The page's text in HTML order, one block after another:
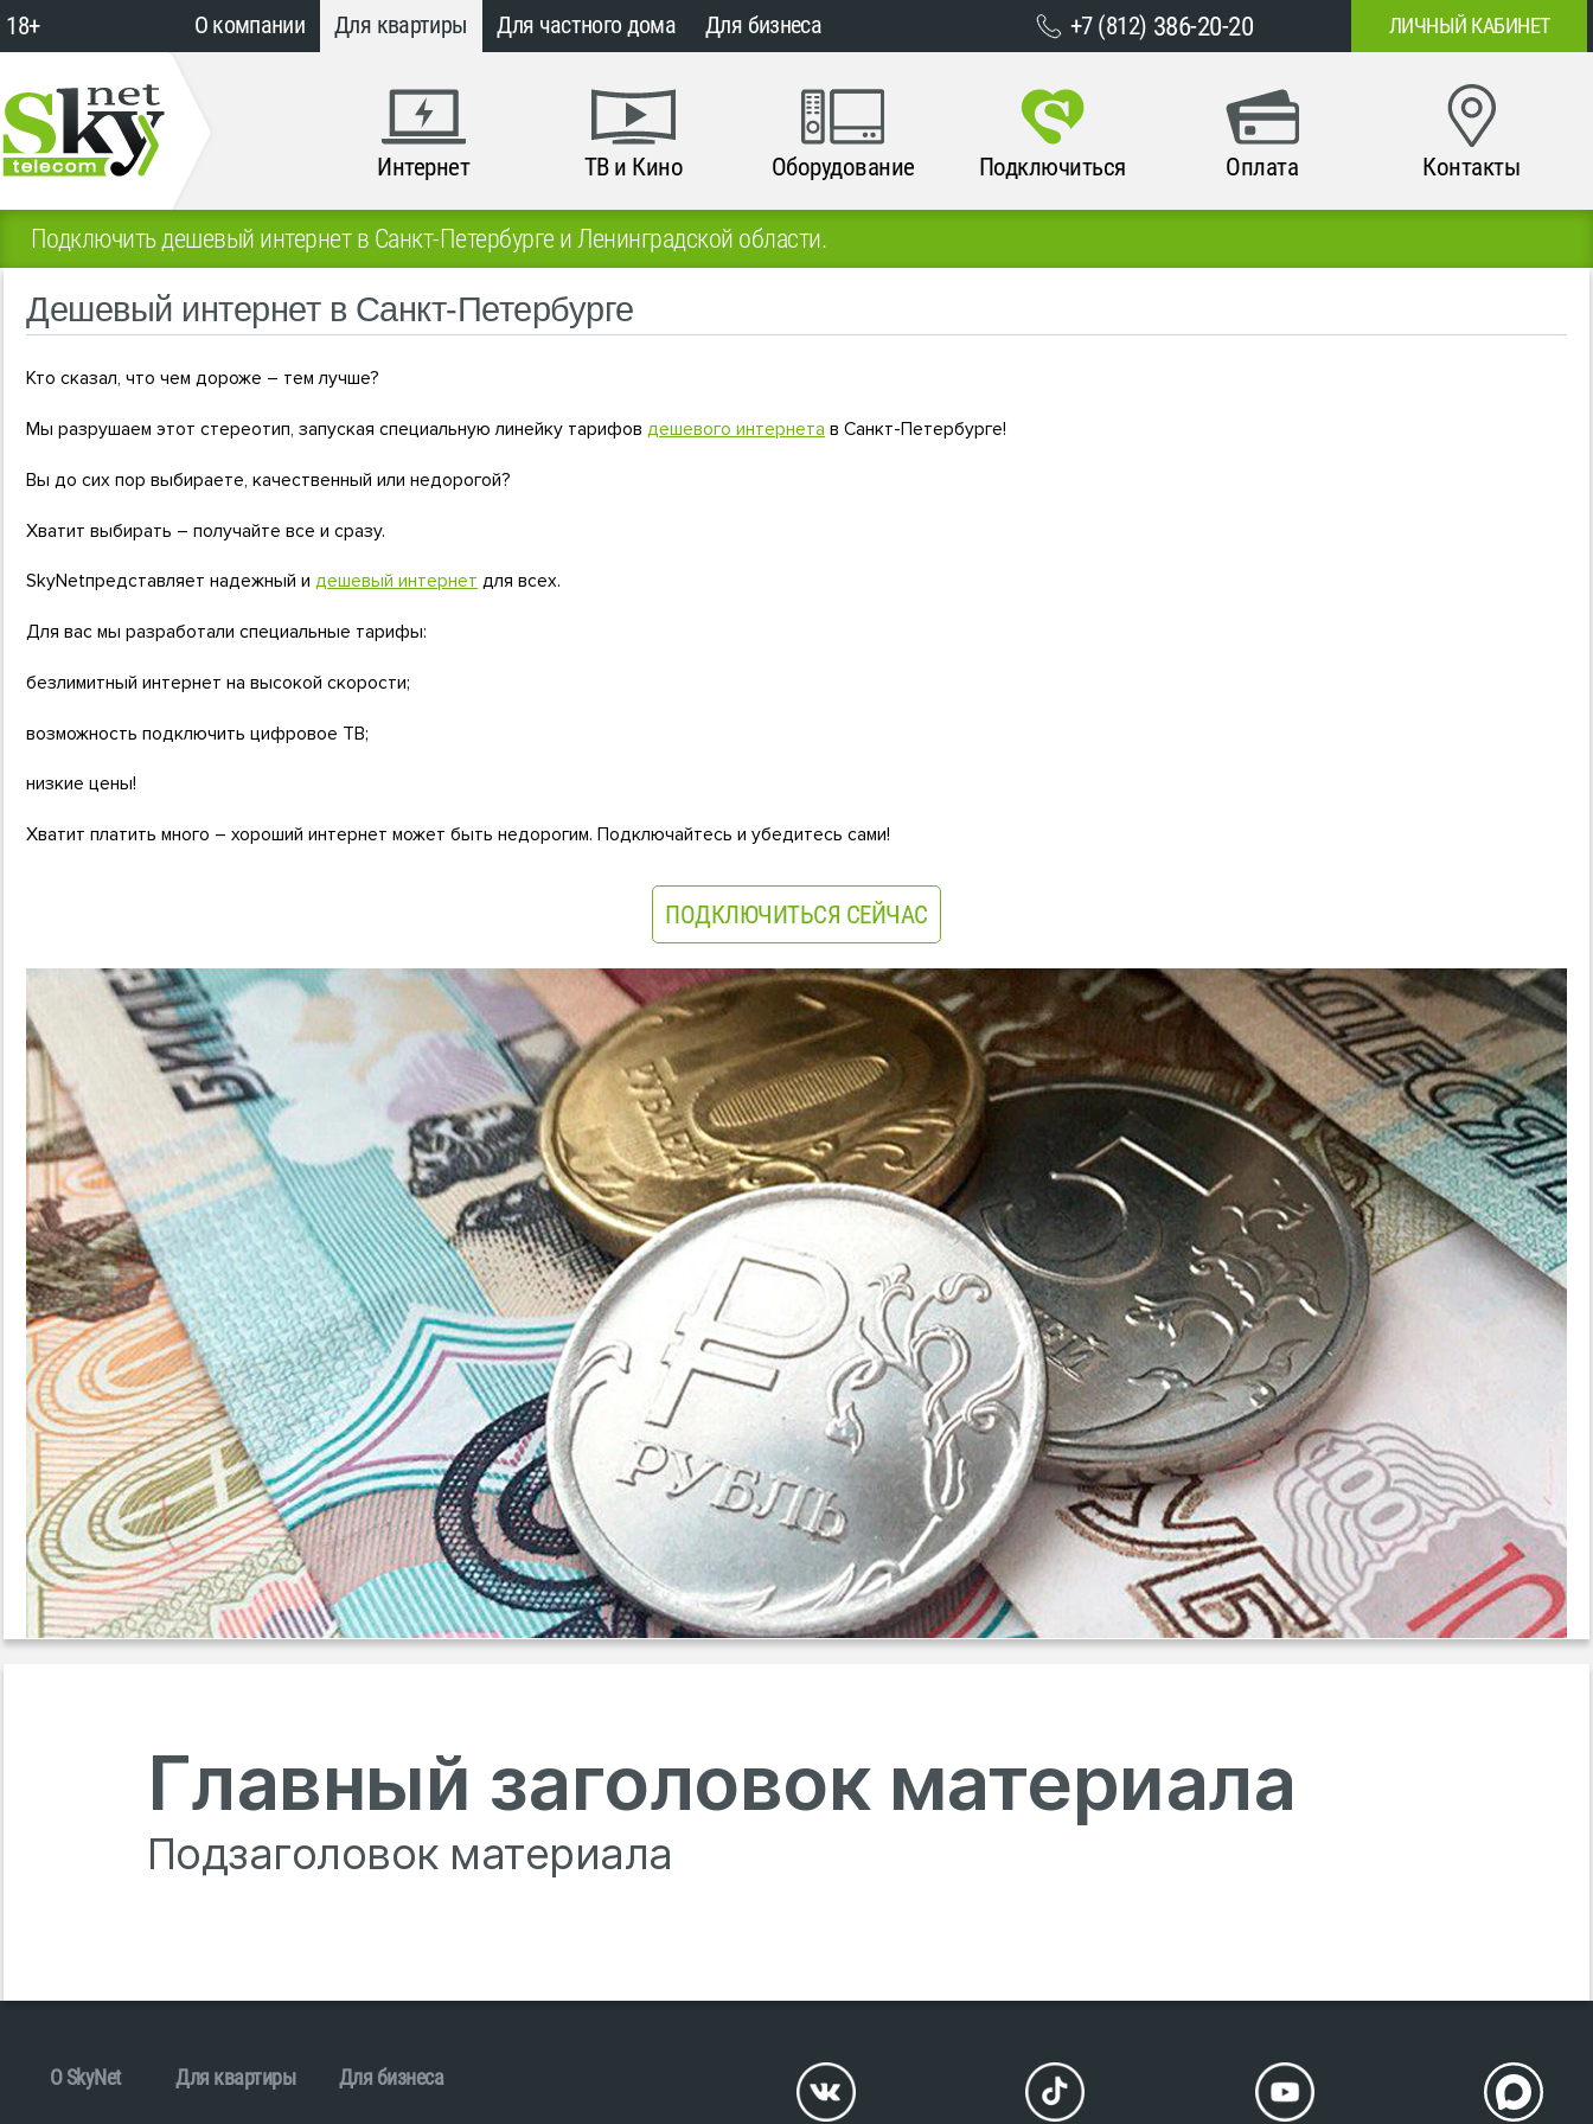
18+ О компании Для квартиры Для частного дома Для бизнеса +7 (812) 386-20-20 ЛИЧНЫЙ КАБИНЕТ
Интернет ТВ и Кино Оборудование Подключиться Оплата Контакты
Подключить дешевый интернет в Санкт-Петербурге и Ленинградской области.
Дешевый интернет в Санкт-Петербурге
Кто сказал, что чем дороже – тем лучше?
Мы разрушаем этот стереотип, запуская специальную линейку тарифовдешевого интернета в Санкт-Петербурге!
Вы до сих пор выбираете, качественный или недорогой?
Хватит выбирать – получайте все и сразу.
SkyNetпредставляет надежный идешевый интернет для всех.
Для вас мы разработали специальные тарифы:
безлимитный интернет на высокой скорости;
возможность подключить цифровое ТВ;
низкие цены!
Хватит платить много – хороший интернет может быть недорогим. Подключайтесь и убедитесь сами!
ПОДКЛЮЧИТЬСЯ СЕЙЧАС
Главный заголовок материала
Подзаголовок материала
O SkyNet Для квартиры Для бизнеса